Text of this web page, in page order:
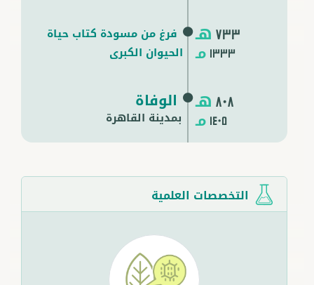
هـ 733
مـ 1333
فرغ من مسودة كتاب حياة
الحيوان الكبرى
هـ 808
مـ 1405
الوفاة
بمدينة القاهرة
التخصصات العلمية